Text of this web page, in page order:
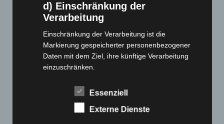
Home
Gemeinsam spenden
Jobs
Kontakt
Reklamation einreichen
Produktpalette
d) Einschränkung der
Verarbeitung
Einschränkung der Verarbeitung ist die
Markierung gespeicherter personenbezogener
Daten mit dem Ziel, ihre künftige Verarbeitung
einzuschränken.
e) Profiling
Verarbeitung personenbezogener Daten, die darin
Essenziell
Externe Dienste